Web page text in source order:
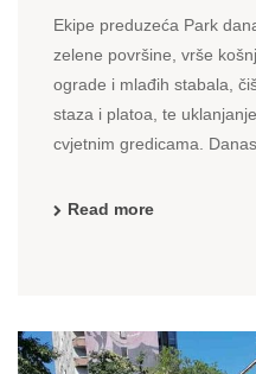
Ekipe preduzeća Park
zelene površine, vrše
ograde i mlađih stabala,
staza i platoa, te
cvjetnim gredicama.
Read more